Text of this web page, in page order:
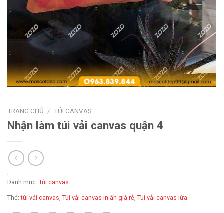
TRANG CHỦ / TÚI CANVAS
Nhận làm túi vải canvas quận 4
Danh mục: Túi canvas
Thẻ:túi vải canvas Túi vải canvas in ấn giá rẻ Túi vải canvas lửa